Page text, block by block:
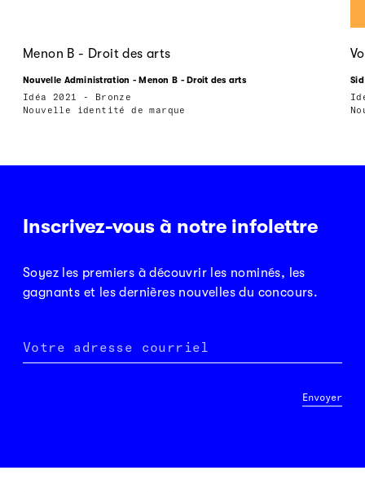
Menon B - Droit des arts
Nouvelle Administration - Menon B - Droit des arts
Idéa 2021 - Bronze
Nouvelle identité de marque
Inscrivez-vous à notre infolettre
Soyez les premiers à découvrir les nominés, les
gagnants et les dernières nouvelles du concours.
Votre adresse courriel
Envoyer